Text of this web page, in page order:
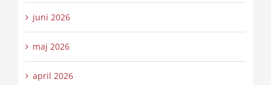
juni 2026
maj 2026
april 2026